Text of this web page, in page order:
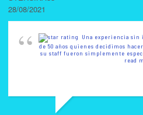
28/08/2021
Una experiencia sin
de 50 años quienes decidimos
su staff fueron simplemente
read